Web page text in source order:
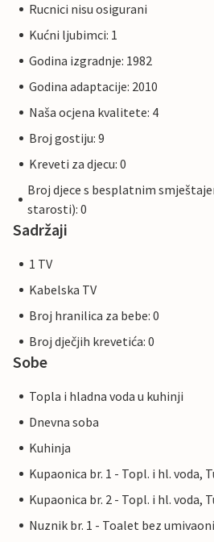
Rucnici nisu osigurani
Kućni ljubimci: 1
Godina izgradnje: 1982
Godina adaptacije: 2010
Naša ocjena kvalitete: 4
Broj gostiju: 9
Kreveti za djecu: 0
Broj djece s besplatnim
starosti): 0
Sadržaji
1 TV
Kabelska TV
Broj hranilica za bebe: 0
Broj dječjih krevetića: 0
Sobe
Topla i hladna voda u kuhinji
Dnevna soba
Kuhinja
Kupaonica br. 1 - Topl. i hl. voda,
Kupaonica br. 2 - Topl. i hl. voda,
Nuznik br. 1 - Toalet bez